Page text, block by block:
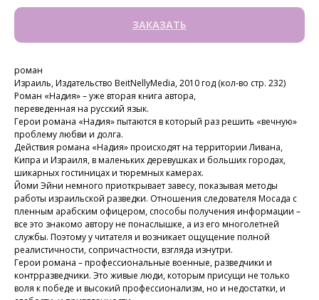
ЗАКАЗАТЬ
роман
Израиль, Издательство BeitNellyMedia, 2010 год (кол-во стр. 232)
Роман «Надия» – уже вторая книга автора,
переведенная на русский язык.
Герои романа «Надия» пытаются в который раз решить «вечную»
проблему любви и долга.
Действия романа «Надия» происходят на территории Ливана,
Кипра и Израиля, в маленьких деревушках и больших городах,
шикарных гостиницах и тюремных камерах.
Йоми Эйни немного приоткрывает завесу, показывая методы
работы израильской разведки. Отношения следователя Мосада с
пленным арабским офицером, способы получения информации –
все это знакомо автору не понаслышке, а из его многолетней
службы. Поэтому у читателя и возникает ощущение полной
реалистичности, сопричастности, взгляда изнутри.
Герои романа – профессиональные военные, разведчики и
контрразведчики. Это живые люди, которым присущи не только
воля к победе и высокий профессионализм, но и недостатки, и